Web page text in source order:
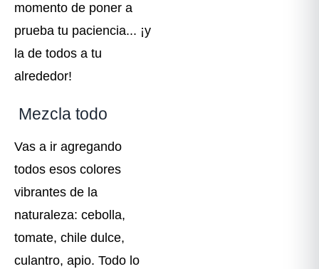
momento de poner a
prueba tu paciencia... ¡y
la de todos a tu
alrededor!
️ Mezcla todo
Vas a ir agregando
todos esos colores
vibrantes de la
naturaleza: cebolla,
tomate, chile dulce,
culantro, apio. Todo lo